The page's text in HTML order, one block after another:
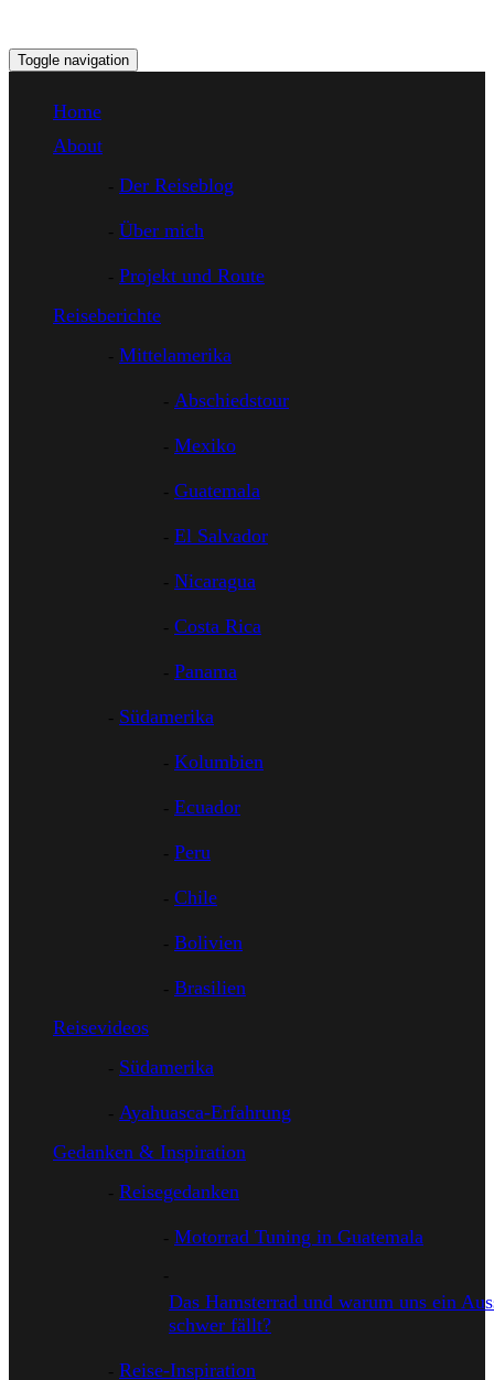
Toggle navigation
Home
About
Der Reiseblog
Über mich
Projekt und Route
Reiseberichte
Mittelamerika
Abschiedstour
Mexiko
Guatemala
El Salvador
Nicaragua
Costa Rica
Panama
Südamerika
Kolumbien
Ecuador
Peru
Chile
Bolivien
Brasilien
Reisevideos
Südamerika
Ayahuasca-Erfahrung
Gedanken & Inspiration
Reisegedanken
Motorrad Tuning in Guatemala
Das Hamsterrad und warum uns ein
schwer fällt?
Reise-Inspiration